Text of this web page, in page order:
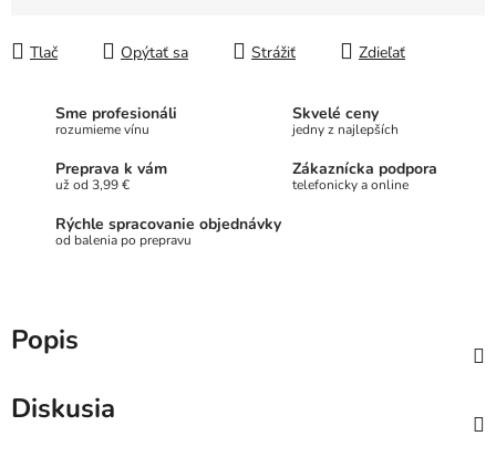
Tlač Opýtať sa Strážiť Zdieľať
Sme profesionáli
rozumieme vínu
Skvelé ceny
jedny z najlepších
Preprava k vám
už od 3,99 €
Zákaznícka podpora
telefonicky a online
Rýchle spracovanie objednávky
od balenia po prepravu
Popis
Diskusia